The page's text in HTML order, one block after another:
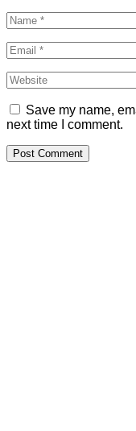
Save my name,
next time I comment.